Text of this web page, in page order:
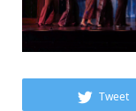
Tweet